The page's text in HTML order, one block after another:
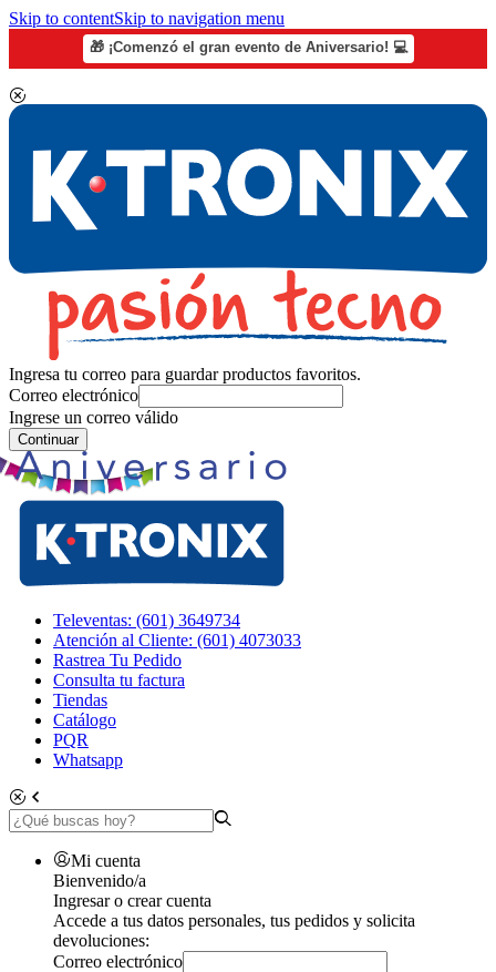
Skip to contentSkip to navigation menu
🎁 ¡Comenzó el gran evento de Aniversario! 💻
Ingresa tu correo para guardar productos favoritos.
Correo electrónico
Ingrese un correo válido
Continuar
Televentas: (601) 3649734
Atención al Cliente: (601) 4073033
Rastrea Tu Pedido
Consulta tu factura
Tiendas
Catálogo
PQR
Whatsapp
Mi cuenta
Bienvenido/a
Ingresar o crear cuenta
Accede a tus datos personales, tus pedidos y solicita
devoluciones:
Correo electrónico